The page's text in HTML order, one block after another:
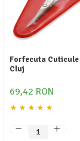
Forfecuta
Cluj
69,42 RON